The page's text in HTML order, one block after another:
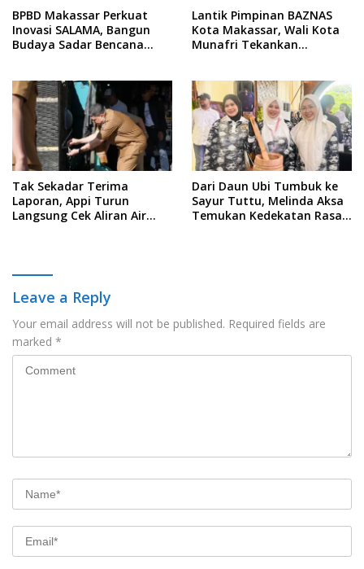
BPBD Makassar Perkuat
Inovasi SALAMA, Bangun
Budaya Sadar Bencana
Lantik Pimpinan BAZNAS
Kota Makassar, Wali Kota
Munafri Tekankan
Data
Tak Sekadar Terima
Laporan, Appi Turun
Langsung Cek Aliran Air
Dari Daun Ubi Tumbuk ke
Sayur Tuttu, Melinda Aksa
Temukan Kedekatan Rasa
Leave a Reply
Your email address will not be published. Required fields are
marked *